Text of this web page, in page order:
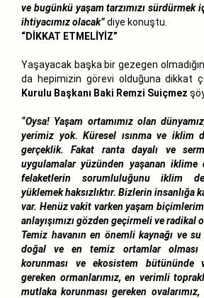
ve bugünkü yaşam tarzımızı sürdürmek
ihtiyacımız olacak”diye konuştu.
“DİKKAT ETMELİYİZ”
Yaşayacak başka bir gezegen
da hepimizin görevi olduğuna dikkat
Kurulu Başkanı Baki Remzi Suiçmez
“Oysa! Yaşam ortamımız olan
yerimiz yok. Küresel ısınma ve iklim
gerçeklik. Fakat ranta dayalı ve
uygulamalar yüzünden yaşanan iklime
felaketlerin sorumluluğunu iklim
yüklemek haksızlıktır. Bizlerin insanlığa
var. Henüz vakit varken yaşam
anlayışımızı gözden geçirmeli ve
Temiz havanın en önemli kaynağı ve su
doğal ve en temiz ortamlar olması
korunması ve ekosistem bütününde
gereken ormanlarımız, en verimli
mutlaka korunması gereken ovalarımız,